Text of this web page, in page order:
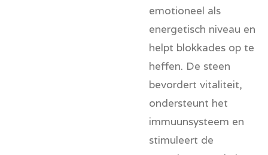
emotioneel als
energetisch niveau en
helpt blokkades op te
heffen. De steen
bevordert vitaliteit,
ondersteunt het
immuunsysteem en
stimuleert de